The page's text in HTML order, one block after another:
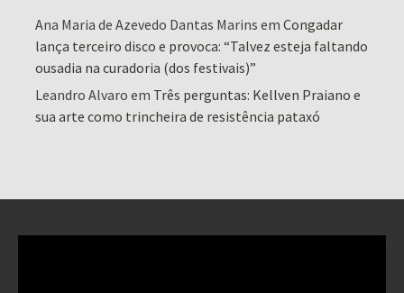
Ana Maria de Azevedo Dantas Marins emCongadar
lança terceiro disco e provoca: “Talvez esteja faltando
ousadia na curadoria (dos festivais)”
Leandro Alvaro em Três perguntas: Kellven Praiano e
sua arte como trincheira de resistência pataxó